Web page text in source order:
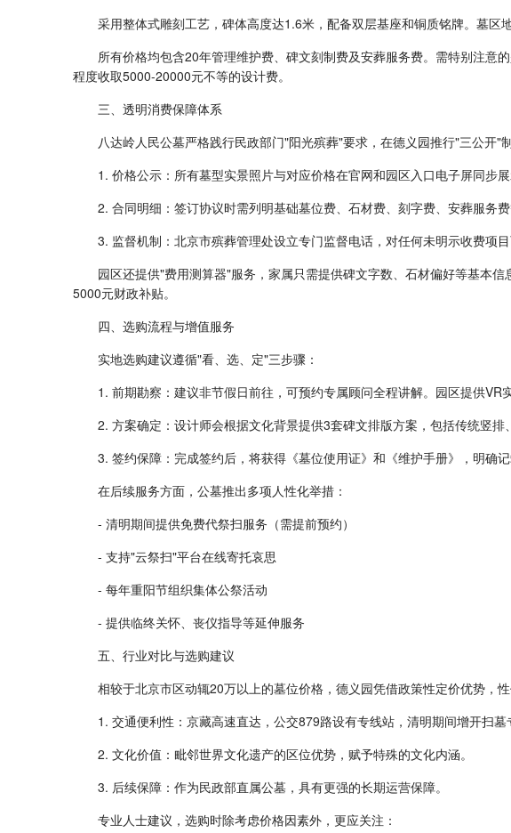
采用整体式雕刻工艺，碑体高度达1.6米，配备双层基座和铜质铭牌。墓区
所有价格均包含20年管理维护费、碑文刻制费及安葬服务费。需特别注意
程度收取5000-20000元不等的设计费。
三、透明消费保障体系
八达岭人民公墓严格践行民政部门"阳光殡葬"要求，在德义园推行"三公开"
1. 价格公示：所有墓型实景照片与对应价格在官网和园区入口电子屏同步
2. 合同明细：签订协议时需列明基础墓位费、石材费、刻字费、安葬服务
3. 监督机制：北京市殡葬管理处设立专门监督电话，对任何未明示收费项目
园区还提供"费用测算器"服务，家属只需提供碑文字数、石材偏好等基本
5000元财政补贴。
四、选购流程与增值服务
实地选购建议遵循"看、选、定"三步骤：
1. 前期勘察：建议非节假日前往，可预约专属顾问全程讲解。园区提供VR
2. 方案确定：设计师会根据文化背景提供3套碑文排版方案，包括传统竖
3. 签约保障：完成签约后，将获得《墓位使用证》和《维护手册》，明确
在后续服务方面，公墓推出多项人性化举措：
- 清明期间提供免费代祭扫服务（需提前预约）
- 支持"云祭扫"平台在线寄托哀思
- 每年重阳节组织集体公祭活动
- 提供临终关怀、丧仪指导等延伸服务
五、行业对比与选购建议
相较于北京市区动辄20万以上的墓位价格，德义园凭借政策性定价优势，
1. 交通便利性：京藏高速直达，公交879路设有专线站，清明期间增开扫墓
2. 文化价值：毗邻世界文化遗产的区位优势，赋予特殊的文化内涵。
3. 后续保障：作为民政部直属公墓，具有更强的长期运营保障。
专业人士建议，选购时除考虑价格因素外，更应关注：